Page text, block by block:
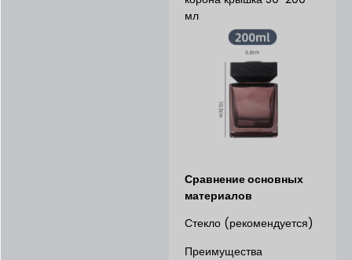
Сравнение основных
материалов
Стекло (рекомендуется)
Преимущества